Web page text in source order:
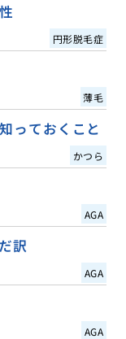
円形脱毛症
薄毛
っておくこと
かつら
AGA
訳
AGA
AGA